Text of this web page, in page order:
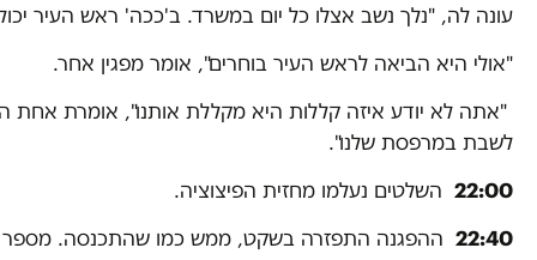
עונה לה, "נלך נשב אצלו כל יום במשרד. ב'ככה' ראש העיר
"אולי היא הביאה לראש העיר בוחרים", אומר מפגין אחר.
"אתה לא יודע איזה קללות היא מקללת אותנו", אומרת אחת
לשבת במרפסת שלנו".
22:00 השלטים נעלמו מחזית הפיצוציה.
22:40 ההפגנה התפזרה בשקט, ממש כמו שהתכנסה. מספר